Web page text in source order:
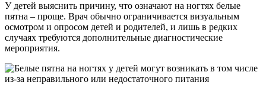
У детей выяснить причину, что означают на ногтях белые
пятна – проще. Врач обычно ограничивается визуальным
осмотром и опросом детей и родителей, и лишь в редких
случаях требуются дополнительные диагностические
мероприятия.